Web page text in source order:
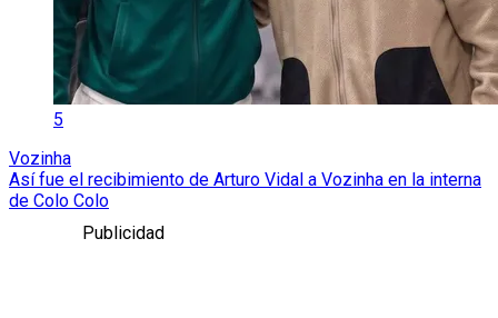
5
Vozinha
Así fue el recibimiento de Arturo Vidal a Vozinha en la interna
de Colo Colo
Publicidad